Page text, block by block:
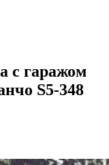
с гаражом
S5-348